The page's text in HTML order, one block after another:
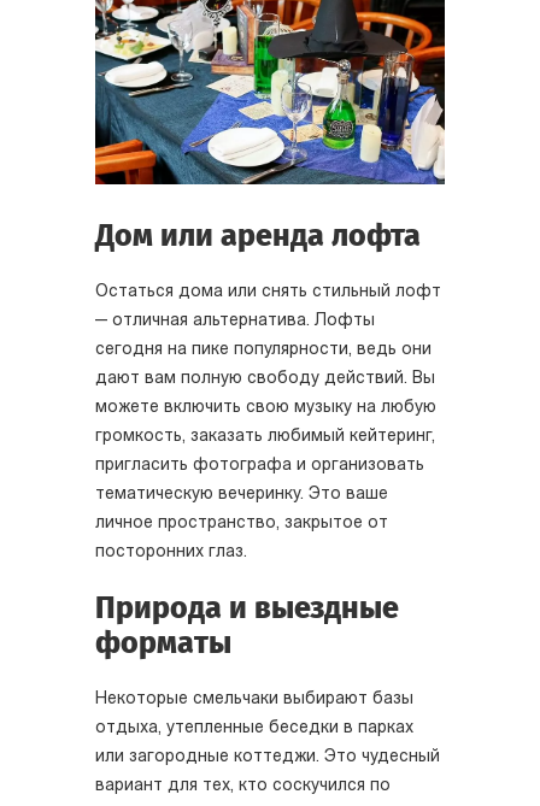
Дом или аренда лофта
Остаться дома или снять стильный лофт
— отличная альтернатива. Лофты
сегодня на пике популярности, ведь они
дают вам полную свободу действий. Вы
можете включить свою музыку на любую
громкость, заказать любимый кейтеринг,
пригласить фотографа и организовать
тематическую вечеринку. Это ваше
личное пространство, закрытое от
посторонних глаз.
Природа и выездные
форматы
Некоторые смельчаки выбирают базы
отдыха, утепленные беседки в парках
или загородные коттеджи. Это чудесный
вариант для тех, кто соскучился по